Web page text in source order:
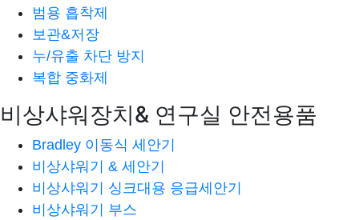
범용 흡착제
보관&저장
누/유출 차단 방지
복합 중화제
비상샤워장치& 연구실 안전용품
Bradley 이동식 세안기
비상샤워기 & 세안기
비상샤워기 싱크대용 응급세안기
비상샤워기 부스